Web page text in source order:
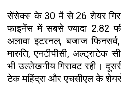
सेंसेक्स के 30 में से 26 शेयर
फाइनेंस में सबसे ज्यादा 2.82
अलावा इटरनल, बजाज फिनसर्व,
मारुति, एनटीपीसी, अल्ट्राटेक
भी उल्लेखनीय गिरावट रही।
टेक महिंद्रा और एचसीएल के